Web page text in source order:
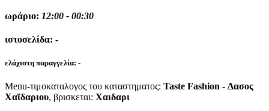
ωράριο: 12:00 - 00:30
ιστοσελίδα: -
ελάχιστη παραγγελία: -
Menu-τιμοκαταλογος του καταστηματος: Taste Fashion - Δασος
Χαϊδαριου, βρισκεται: Χαιδαρι